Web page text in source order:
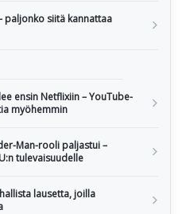
paljonko siitä kannattaa
ensin Netflixiin – YouTube-
myöhemmin
Man-rooli paljastui –
tulevaisuudelle
lausetta, joilla